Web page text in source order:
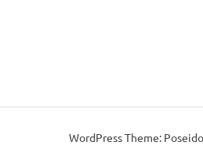
WordPress Theme: